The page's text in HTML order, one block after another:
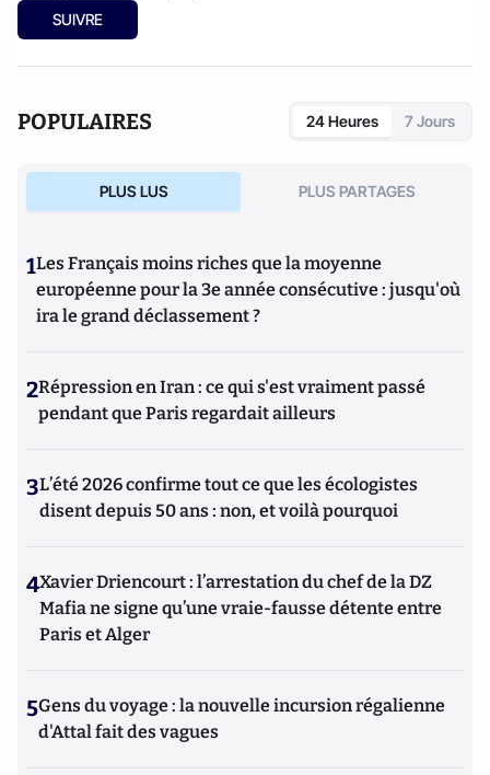
SUIVRE
POPULAIRES 24 Heures 7 Jours
PLUS LUS PLUS PARTAGES
1Les Français moins riches que la moyenne
européenne pour la 3e année consécutive : jusqu'où
ira le grand déclassement ?
2Répression en Iran : ce qui s'est vraiment passé
pendant que Paris regardait ailleurs
3L’été 2026 confirme tout ce que les écologistes
disent depuis 50 ans : non, et voilà pourquoi
4Xavier Driencourt : l’arrestation du chef de la DZ
Mafia ne signe qu’une vraie-fausse détente entre
Paris et Alger
5Gens du voyage : la nouvelle incursion régalienne
d'Attal fait des vagues